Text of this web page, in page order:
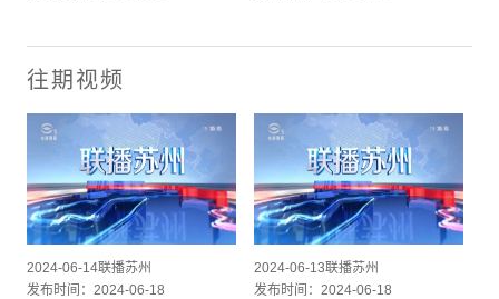
往期视频
2024-06-14联播苏州
发布时间：2024-06-18
2024-06-13联播苏州
发布时间：2024-06-18